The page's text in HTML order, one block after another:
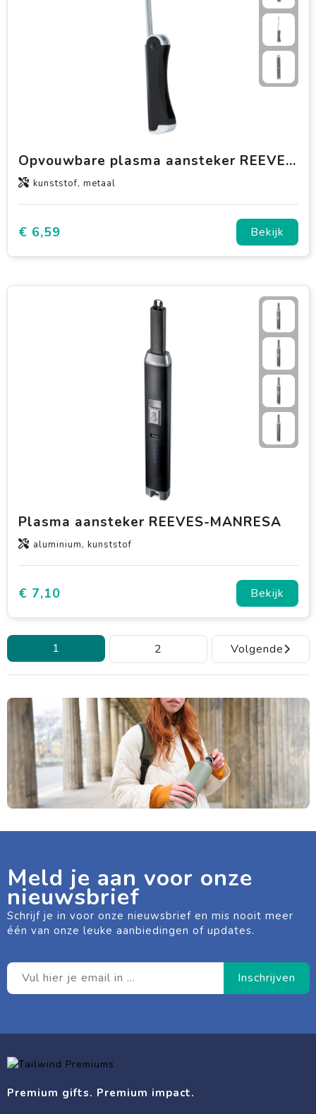
Opvouwbare plasma aansteker REEVES-SARZEAU
kunststof, metaal
€ 6,59 Bekijk
Plasma aansteker REEVES-MANRESA
aluminium, kunststof
€ 7,10 Bekijk
1 2 Volgende
Meld je aan voor onze
nieuwsbrief
Schrijf je in voor onze nieuwsbrief en mis nooit meer
één van onze leuke aanbiedingen of updates.
Premium gifts. Premium impact.